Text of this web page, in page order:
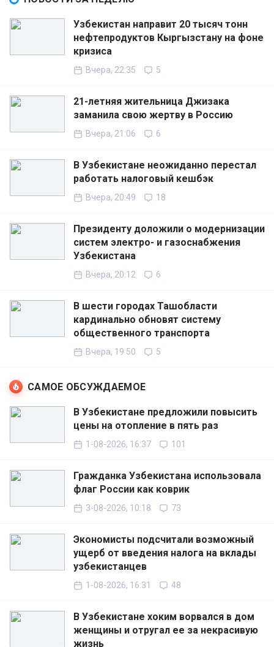
Узбекистан направит 20 тысяч тонн
нефтепродуктов Кыргызстану на фоне
кризиса
Вчера, 22:35 5
21-летняя жительница Джизака
заманила свою жертву в Россию
Вчера, 21:06 6
В Узбекистане неожиданно перестал
работать налоговый кешбэк
Вчера, 20:49 18
Президенту доложили о модернизации
систем электро- и газоснабжения
Узбекистана
Вчера, 20:12 6
В шести городах Ташобласти
кардинально обновят систему
общественного транспорта
Вчера, 19:50 5
САМОЕ ОБСУЖДАЕМОЕ
В Узбекистане предложили повысить
цены на отопление в пять раз
1-08-2026, 16:37 101
Гражданка Узбекистана использовала
флаг России как коврик
3-08-2026, 10:18 73
Экономисты подсчитали возможный
ущерб от введения налога на вклады
узбекистанцев
1-08-2026, 16:31 48
В Узбекистане хоким ворвался в дом
женщины и отругал ее за некрасивую
жизнь